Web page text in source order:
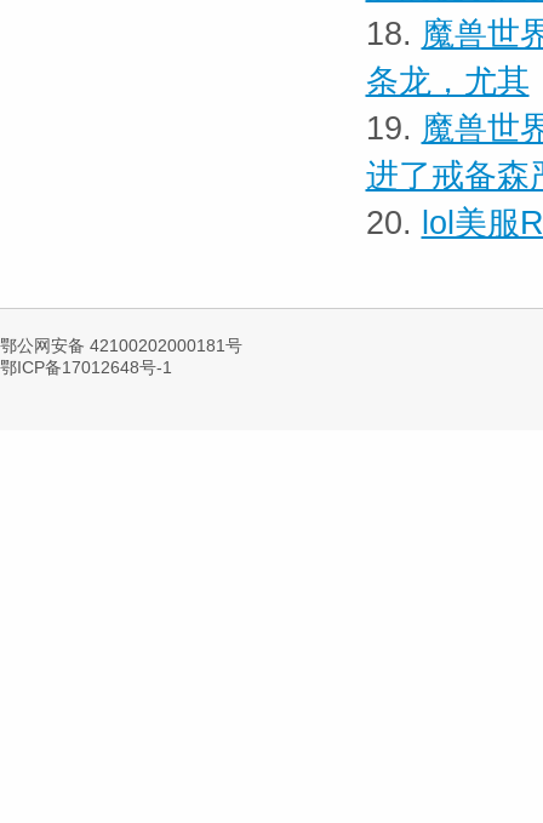
18. 魔兽世
条龙，尤其
19. 魔兽世
进了戒备森
20. lol美服
鄂公网安备 42100202000181号
鄂ICP备17012648号-1